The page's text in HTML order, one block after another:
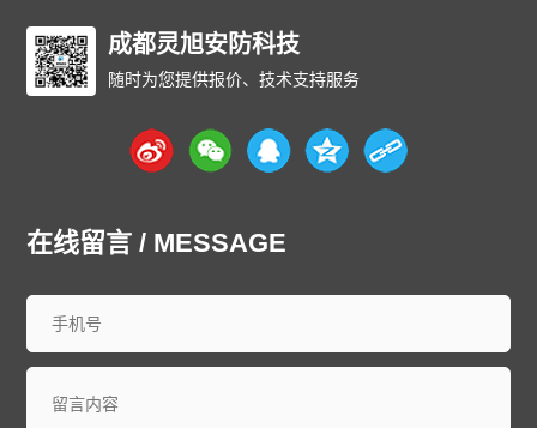
成都灵旭安防科技
随时为您提供报价、技术支持服务
在线留言 / MESSAGE